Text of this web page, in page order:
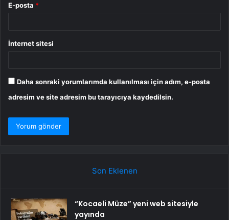
E-posta *
İnternet sitesi
Daha sonraki yorumlarımda kullanılması için adım, e-posta
adresim ve site adresim bu tarayıcıya kaydedilsin.
Son Eklenen
“Kocaeli Müze” yeni web sitesiyle
yayında